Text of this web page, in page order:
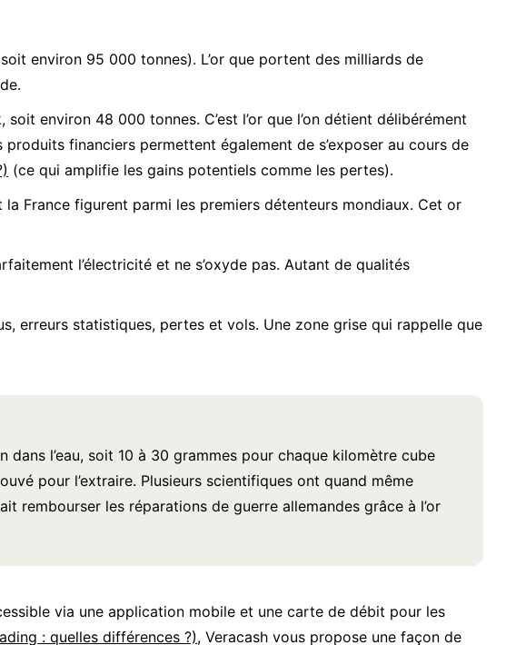
environ 95 000 tonnes). L’or que portent des milliards de
environ 48 000 tonnes. C’est l’or que l’on détient délibérément
financiers permettent également de s’exposer au cours de
(ce qui amplifie les gains potentiels comme les pertes).
la France figurent parmi les premiers détenteurs mondiaux. Cet or
l’électricité et ne s’oxyde pas. Autant de qualités
erreurs statistiques, pertes et vols. Une zone grise qui rappelle que
dans l’eau, soit 10 à 30 grammes pour chaque kilomètre cube
pour l’extraire. Plusieurs scientifiques ont quand même
rembourser les réparations de guerre allemandes grâce à l’or
via une application mobile et une carte de débit pour les
: quelles différences ?), Veracash vous propose une façon de